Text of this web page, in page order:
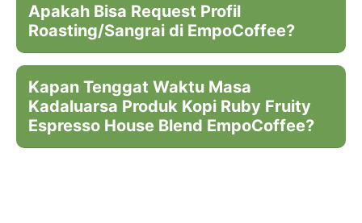
Apakah Bisa Request Profil
Roasting/Sangrai di EmpoCoffee?
Kapan Tenggat Waktu Masa
Kadaluarsa Produk Kopi Ruby Fruity
Espresso House Blend EmpoCoffee?